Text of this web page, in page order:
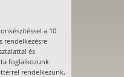
a 10.
rendelkezésre
és
foglalkozunk
rendelkezünk,